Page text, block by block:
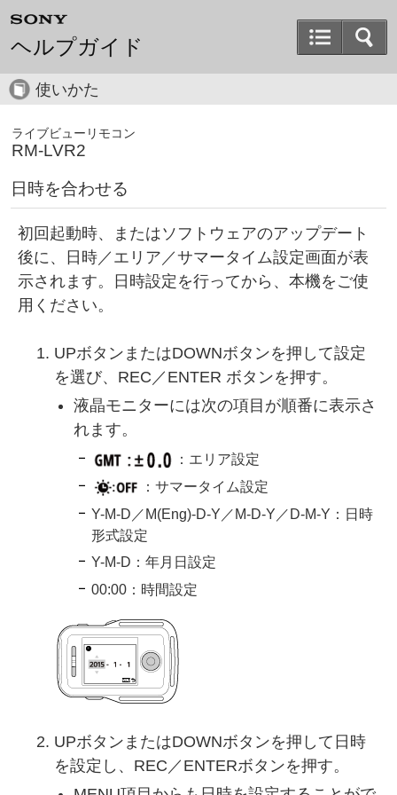
ヘルプガイド
使いかた
ライブビューリモコン
RM-LVR2
日時を合わせる
初回起動時、またはソフトウェアのアップデート
後に、日時／エリア／サマータイム設定画面が表
示されます。日時設定を行ってから、本機をご使
用ください。
UPボタンまたはDOWNボタンを押して設定
を選び、REC／ENTER ボタンを押す。
液晶モニターには次の項目が順番に表示さ
れます。
：エリア設定
：サマータイム設定
Y-M-D／M(Eng)-D-Y／M-D-Y／D-M-Y：日時
形式設定
Y-M-D：年月日設定
00:00：時間設定
UPボタンまたはDOWNボタンを押して日時
を設定し、REC／ENTERボタンを押す。